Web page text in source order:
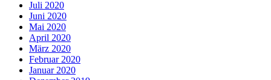
Juli 2020
Juni 2020
Mai 2020
April 2020
März 2020
Februar 2020
Januar 2020